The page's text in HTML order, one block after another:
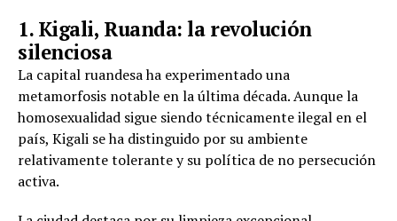
1. Kigali, Ruanda: la revolución
silenciosa
La capital ruandesa ha experimentado una
metamorfosis notable en la última década. Aunque la
homosexualidad sigue siendo técnicamente ilegal en el
país, Kigali se ha distinguido por su ambiente
relativamente tolerante y su política de no persecución
activa.